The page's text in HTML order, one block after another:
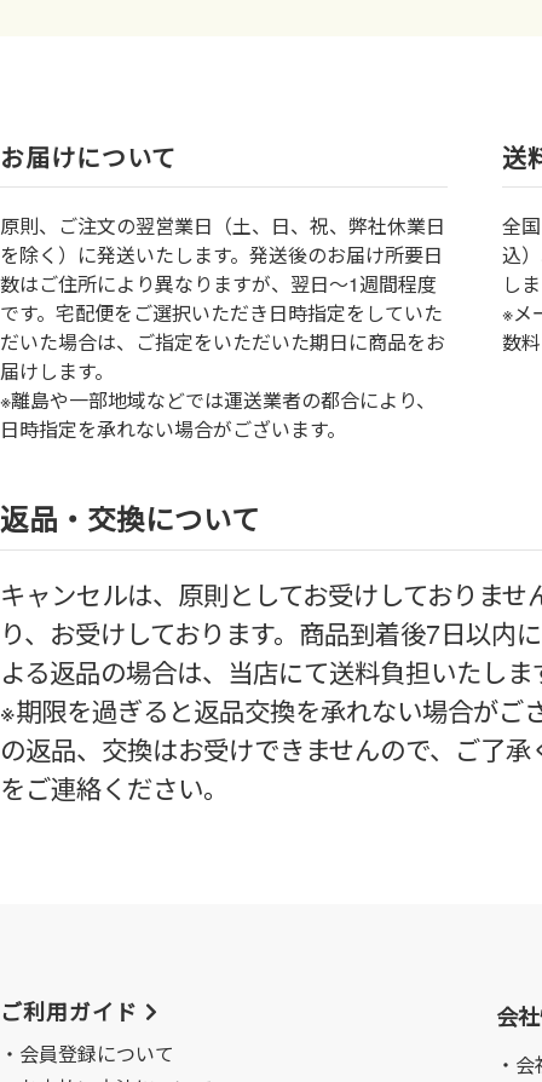
お届けについて
原則、ご注文の翌営業日（土、日、祝、弊社休業日
を除く）に発送いたします。発送後のお届け所要日
数はご住所により異なりますが、翌日～1週間程度
です。宅配便をご選択いただき日時指定をしていた
だいた場合は、ご指定をいただいた期日に商品をお
届けします。
※離島や一部地域などでは運送業者の都合により、
日時指定を承れない場合がございます。
送
全
込
し
※メ
数
返品・交換について
キャンセルは、原則としてお受けしておりま
り、お受けしております。商品到着後7⽇以
よる返品の場合は、当店にて送料負担いたしま
※期限を過ぎると返品交換を承れない場合が
の返品、交換はお受けできませんので、ご了
をご連絡ください。
ご利用ガイド
会員登録について
会
・